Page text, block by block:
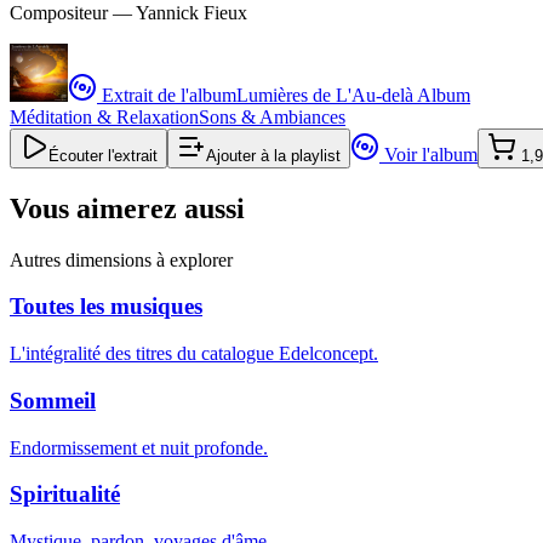
Compositeur —Yannick Fieux
Extrait de l'albumLumières de L'Au-delà Album
Méditation & RelaxationSons & Ambiances
Écouter l'extrait Ajouter à la playlist Voir l'album
Vous aimerez aussi
Autres dimensions à explorer
Toutes les musiques
L'intégralité des titres du catalogue Edelconcept.
Sommeil
Endormissement et nuit profonde.
Spiritualité